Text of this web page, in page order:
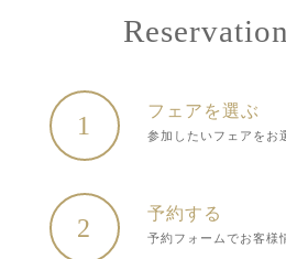
1
フェアを選ぶ
参加したいフェアをお
2
予約する
予約フォームでお客様